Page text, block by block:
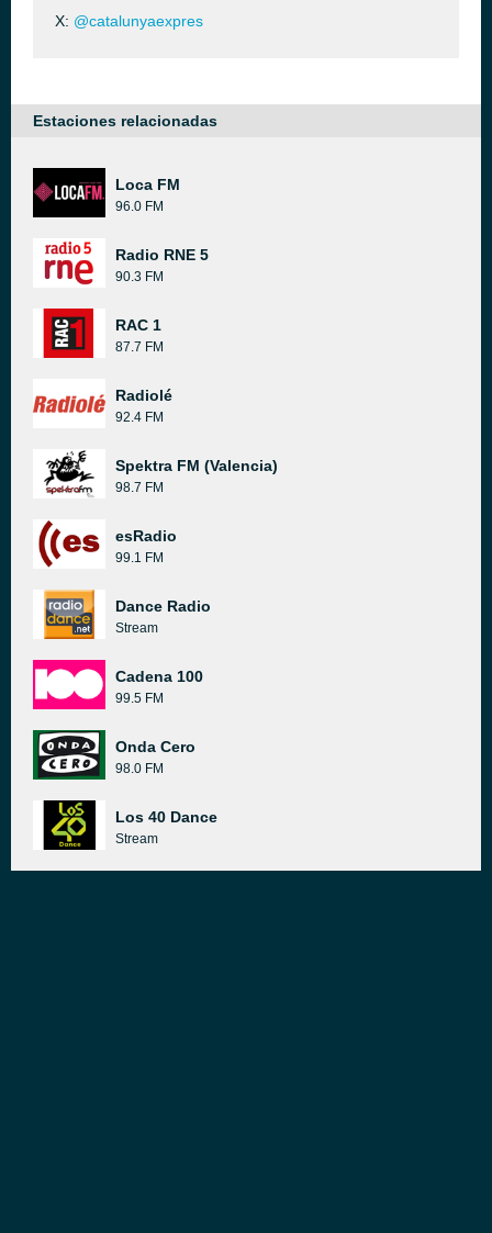
X: @catalunyaexpres
Estaciones relacionadas
Loca FM
96.0 FM
Radio RNE 5
90.3 FM
RAC 1
87.7 FM
Radiolé
92.4 FM
Spektra FM (Valencia)
98.7 FM
esRadio
99.1 FM
Dance Radio
Stream
Cadena 100
99.5 FM
Onda Cero
98.0 FM
Los 40 Dance
Stream